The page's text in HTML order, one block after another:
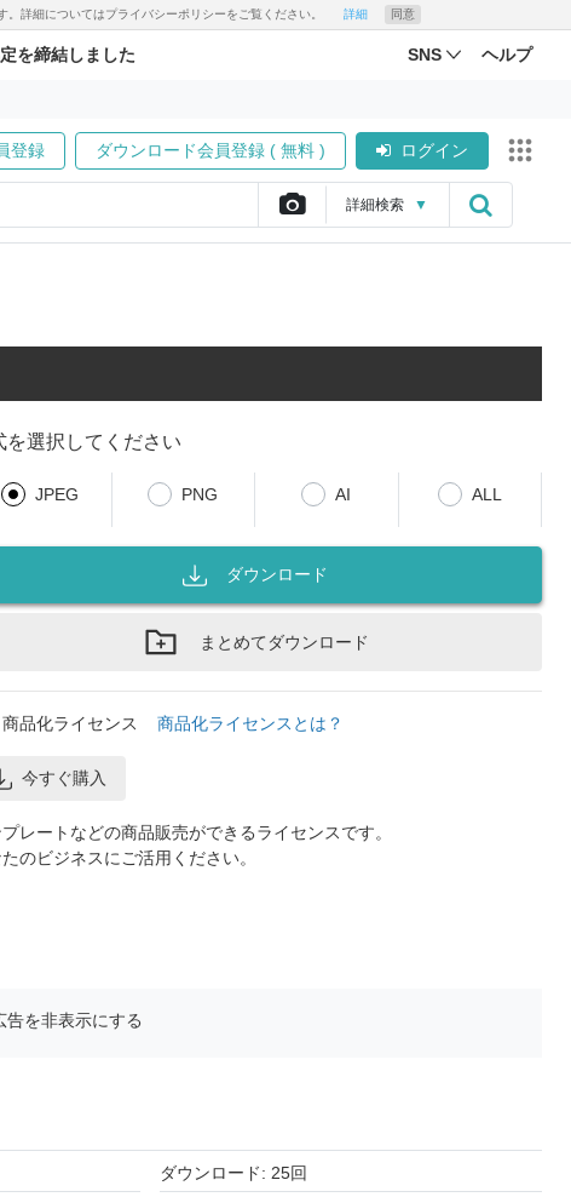
詳細についてはプライバシーポリシーをご覧ください。 詳細 同意
を締結しました SNS ヘルプ
登録 ダウンロード会員登録 ( 無料 ) ログイン
詳細検索 ▼
を選択してください
JPEG PNG AI ALL
ダウンロード
まとめてダウンロード
商品化ライセンス 商品化ライセンスとは？
今すぐ購入
レートなどの商品販売ができるライセンスです。
のビジネスにご活用ください。
告を非表示にする
ダウンロード: 25回